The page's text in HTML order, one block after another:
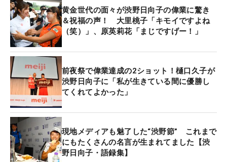
さんと回ることができます」と喜びを口にした。全
英の最終日スタート前、日本で成田が優勝したこと
を知った渋野は自身のラウンドが控えるなか、祝福
のコメントを送った。すると成田から“私の優勝を消
してくれ”という内容のメッセージが届き、実際に偉
業を達成したというエピソードもある。
「（優勝した後の）今週ならやってくれるかな」
と、渋野とのラウンドを希望するメッセージをイン
スタグラムにアップした成田も、これにはにんま
り。「確信犯です。ラブコールが実りました」と、
初日を待ちわびる。
黄金世代の面々が渋野日向子の偉業に驚き
＆祝福の声！ 大里桃子「キモイですよね
（笑）」、原英莉花「まじですげー！」
前夜祭で偉業達成の2ショット！樋口久子が
渋野日向子に「私が生きている間に優勝し
てくれてよかった」
現地メディアも魅了した“渋野節” これまで
にもたくさんの名言が生まれてました【渋
野日向子・語録集】